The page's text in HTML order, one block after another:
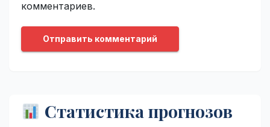
комментариев.
Статистика прогнозов